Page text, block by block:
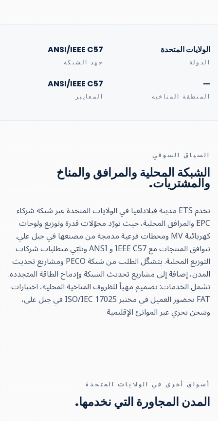
الولايات المتحدة
الدولة
ANSI/IEEE C57
جهد الشبكة
—
المنطقة المناخية
ANSI/IEEE C57
المعايير
السياق السوقي
الشبكة المحلية والمرافق والمناخ
والمشتريات.
تخدم ETS مدينة فيلادلفيا في الولايات المتحدة عبر شبكة شركاء
EPC والمرافق المحلية، حيث تورّد محوّلات قدرة وتوزيع ولوحات
كهربائية MV ومحطات فرعية مدمجة من مصنعها في جبل علي.
تتوافق المنتجات مع IEEE C57 و ANSI وتلبّي متطلبات شركات
التوزيع المحلية. يتشكّل الطلب من شبكة PECO ومشاريع تحديث
المدن، إضافة إلى مشاريع تحديث الشبكة وإدماج الطاقة المتجددة.
تشمل الخدمات: تصميم مهيأ للظروف المناخية المحلية، اختبارات
FAT بحضور العميل في مختبر ISO/IEC 17025 في جبل علي،
وشحن بحري عبر الموانئ الإقليمية
أسواق أخرى في الولايات المتحدة
المدن المجاورة التي نخدمها.